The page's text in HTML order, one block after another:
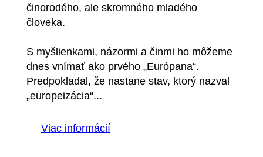
činorodého, ale skromného mladého
človeka.
S myšlienkami, názormi a činmi ho môžeme
dnes vnímať ako prvého „Európana“.
Predpokladal, že nastane stav, ktorý nazval
„europeizácia“...
Viac informácií